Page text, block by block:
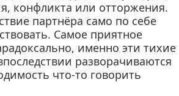
конфликта или отторжения.
партнёра само по себе
Самое приятное
именно эти тихие
разворачиваются
что-то говорить